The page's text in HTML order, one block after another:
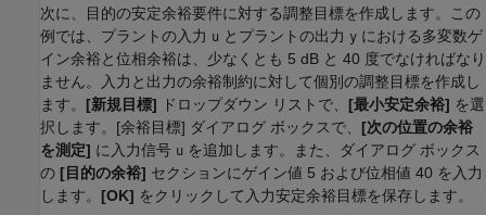
次に、目的の安定余裕要件に対する調整目標を作成します。この
例では、プラントの入力 u とプラントの出力 y における多変数ゲ
イン余裕と位相余裕は、少なくとも 5 dB と 40 度でなければなり
ません。入力と出力の余裕制約に対して個別の調整目標を作成し
ます。 [新規目標] ドロップダウン リストで、 [最小安定余裕] を選
択します。[余裕目標] ダイアログ ボックスで、 [次の位置の余裕
を測定] に入力信号 u を追加します。また、ダイアログ ボックス
の [目的の余裕] セクションにゲイン値 5 および位相値 40 を入力
します。 [OK] をクリックして入力安定余裕目標を保存します。